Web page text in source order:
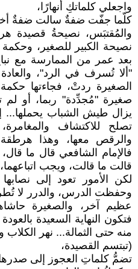
واجعلي كلماتكِ أنهارًا،
كلّما جفّت ضفةٌ سالت ضفةٌ
والمُقتبَس، نصيحةُ قصيدة
نصيحة الكبير للصغير، وحكمة
بعد عمر من الممارسة مع
"ألا تُسرف في الرد"،
الصغيرة ردتْ، فجاءتها حكمة
صغيرة "مُجدِّدة" ربما، أو لم
يزال طيش الشباب يحملها...
تصلح للاكتشاف
والرقص معها، وهذا
فالإمام الشافعي قال ما
قالت ما قالت، ويجب
لكن الأمور تعود إلى
وحفظت الدرس، والدرر لا
عظيم آخر، والصغيرة
فتكون النهاية السعيدة
منه حتى الثمالة... نهر الكلاب
(تبتسم القصيدة،
تضمُّ كلماتِ العجوز إلى